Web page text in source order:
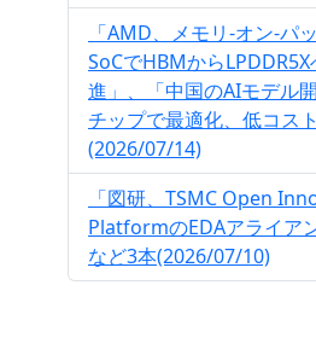
「AMD、メモリ-オン-パ
SoCでHBMから
進」、「中国のAIモデル
チップで最適化、低コス
(2026/07/14)
「図研、TSMC Open
PlatformのEDAアライア
など3本(2026/07/10)